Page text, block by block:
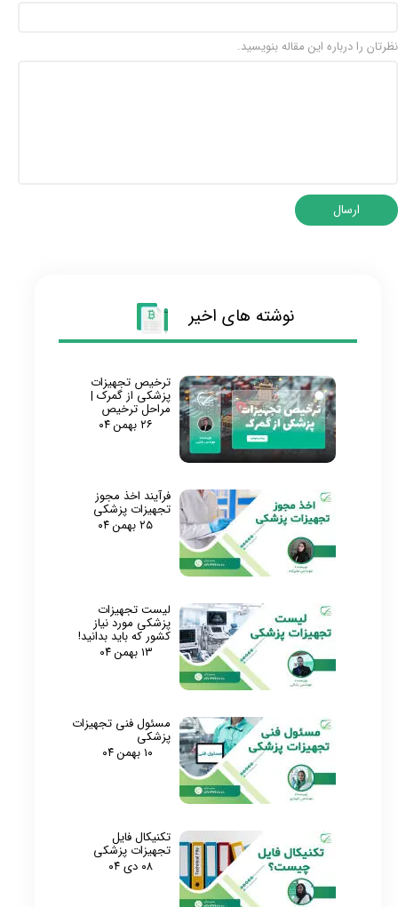
نظرتان را درباره این مقاله بنویسید.
ارسال
نوشته های اخیر
ترخیص تجهیزات
پزشکی از گمرک |
مراحل ترخیص
۲۶ بهمن ۰۴
فرآیند اخذ مجوز
تجهیزات پزشکی
۲۵ بهمن ۰۴
لیست تجهیزات
پزشکی مورد نیاز
کشور که باید بدانید!
۱۳ بهمن ۰۴
مسئول فنی تجهیزات
پزشکی
۱۰ بهمن ۰۴
تکنیکال فایل
تجهیزات پزشکی
۰۸ دی ۰۴